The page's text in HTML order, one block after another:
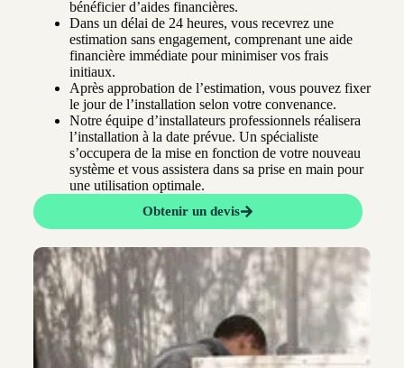
bénéficier d’aides financières.
Dans un délai de 24 heures, vous recevrez une
estimation sans engagement, comprenant une aide
financière immédiate pour minimiser vos frais
initiaux.
Après approbation de l’estimation, vous pouvez fixer
le jour de l’installation selon votre convenance.
Notre équipe d’installateurs professionnels réalisera
l’installation à la date prévue. Un spécialiste
s’occupera de la mise en fonction de votre nouveau
système et vous assistera dans sa prise en main pour
une utilisation optimale.
Obtenir un devis